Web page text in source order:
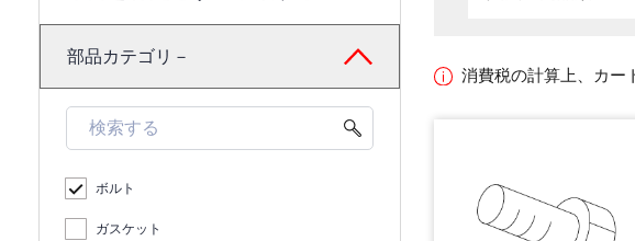
部品カテゴリ－
ボルト
ガスケット
消費税の計算上、カー